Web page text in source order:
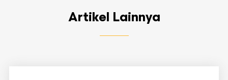
Artikel Lainnya